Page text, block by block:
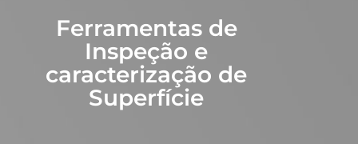
Ferramentas de
Inspeção e
caracterização de
Superfície